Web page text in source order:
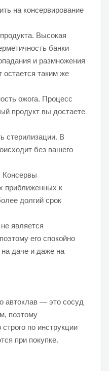
на консервирование
Высокая
банки
и размножения
остается таким же
ожога. Процесс
продукт вы достаете
стерилизации. В
без вашего
Консервы
приближенных к
долгий срок
является
его спокойно
даче и даже на
автоклав — это сосуд
поэтому
по инструкции
при покупке.